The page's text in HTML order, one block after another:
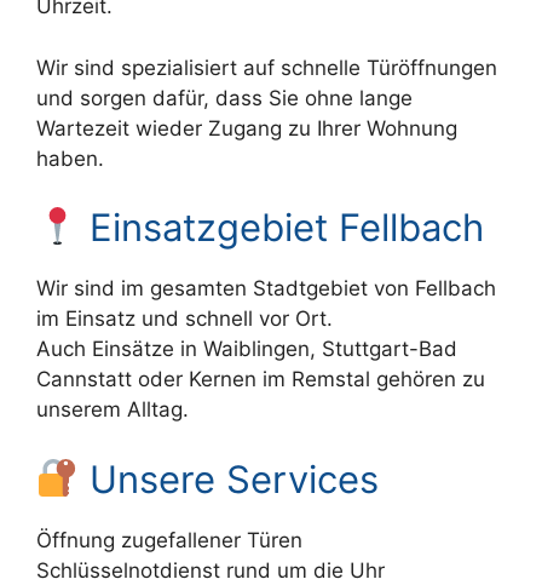
Uhrzeit.
Wir sind spezialisiert auf schnelle Türöffnungen
und sorgen dafür, dass Sie ohne lange
Wartezeit wieder Zugang zu Ihrer Wohnung
haben.
Einsatzgebiet Fellbach
Wir sind im gesamten Stadtgebiet von Fellbach
im Einsatz und schnell vor Ort.
Auch Einsätze in Waiblingen, Stuttgart-Bad
Cannstatt oder Kernen im Remstal gehören zu
unserem Alltag.
Unsere Services
Öffnung zugefallener Türen
Schlüsselnotdienst rund um die Uhr